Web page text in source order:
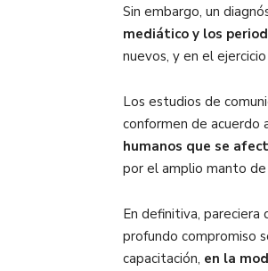
Sin embargo, un
mediático y los
nuevos, y en el
Los estudios de
conformen de acuerdo
humanos que se
por el amplio manto de
En definitiva, pareciera
profundo compromiso
capacitación, en la